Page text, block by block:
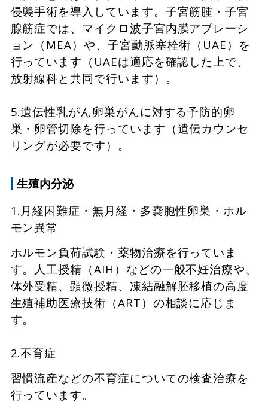
侵襲手術を導入しています。子宮筋腫・子宮
腺筋症では、マイクロ波子宮内膜アブレーシ
ョン（MEA）や、子宮動脈塞栓術（UAE）を
行っています（UAEは適応を確認した上で、
放射線科と共同で行います）。
5.遺伝性乳がん卵巣がんに対する予防的卵
巣・卵管切除を行っています（遺伝カウンセ
リングが必要です）。
生殖内分泌
1.月経困難症・無月経・多嚢胞性卵巣・ホル
モン異常
ホルモン負荷試験・薬物治療を行っていま
す。人工授精（AIH）などの一般不妊治療や、
体外受精、顕微授精、凍結融解胚移植の高度
生殖補助医療技術（ART）の相談に応じま
す。
2.不育症
習慣流産などの不育症についての検査治療を
行っています。